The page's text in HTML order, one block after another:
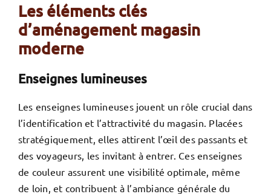
Les éléments clés
d’aménagement magasin
moderne
Enseignes lumineuses
Les enseignes lumineuses jouent un rôle crucial dans
l’identification et l’attractivité du magasin. Placées
stratégiquement, elles attirent l’œil des passants et
des voyageurs, les invitant à entrer. Ces enseignes
de couleur assurent une visibilité optimale, même
de loin, et contribuent à l’ambiance générale du